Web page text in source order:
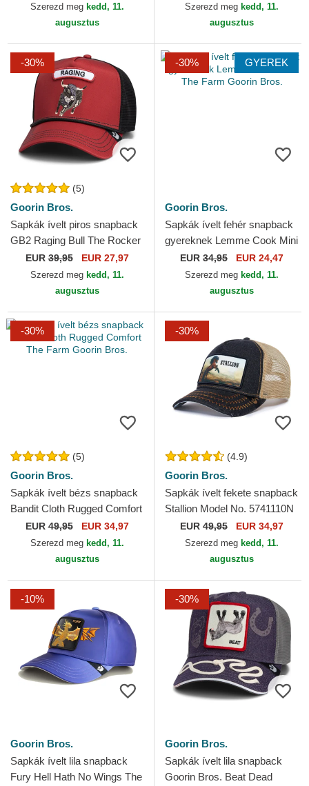
New Era
Szerezd meg kedd, 11.
augusztus
Farm Goorin Bros.
Szerezd meg kedd, 11.
augusztus
-30%
(5)
Goorin Bros.
Sapkák ívelt piros snapback
GB2 Raging Bull The Rocker
The Farm Goorin Bros.
EUR39,95 EUR 27,97
Szerezd meg kedd, 11.
augusztus
-30% GYEREK
Goorin Bros.
Sapkák ívelt fehér snapback
gyereknek Lemme Cook Mini
The Farm Goorin Bros.
EUR 34,95 EUR 24,47
Szerezd meg kedd, 11.
augusztus
-30%
(5)
Goorin Bros.
Sapkák ívelt bézs snapback
Bandit Cloth Rugged Comfort
The Farm Goorin Bros.
EUR49,95 EUR 34,97
Szerezd meg kedd, 11.
augusztus
-30%
(4.9)
Goorin Bros.
Sapkák ívelt fekete snapback
Stallion Model No. 5741110N
Rodeo The Farm Goorin
Bros.
EUR 49,95 EUR 34,97
Szerezd meg kedd, 11.
augusztus
-10%
Goorin Bros.
Sapkák ívelt lila snapback
Fury Hell Hath No Wings The
-30%
Goorin Bros.
Sapkák ívelt lila snapback
Goorin Bros. Beat Dead